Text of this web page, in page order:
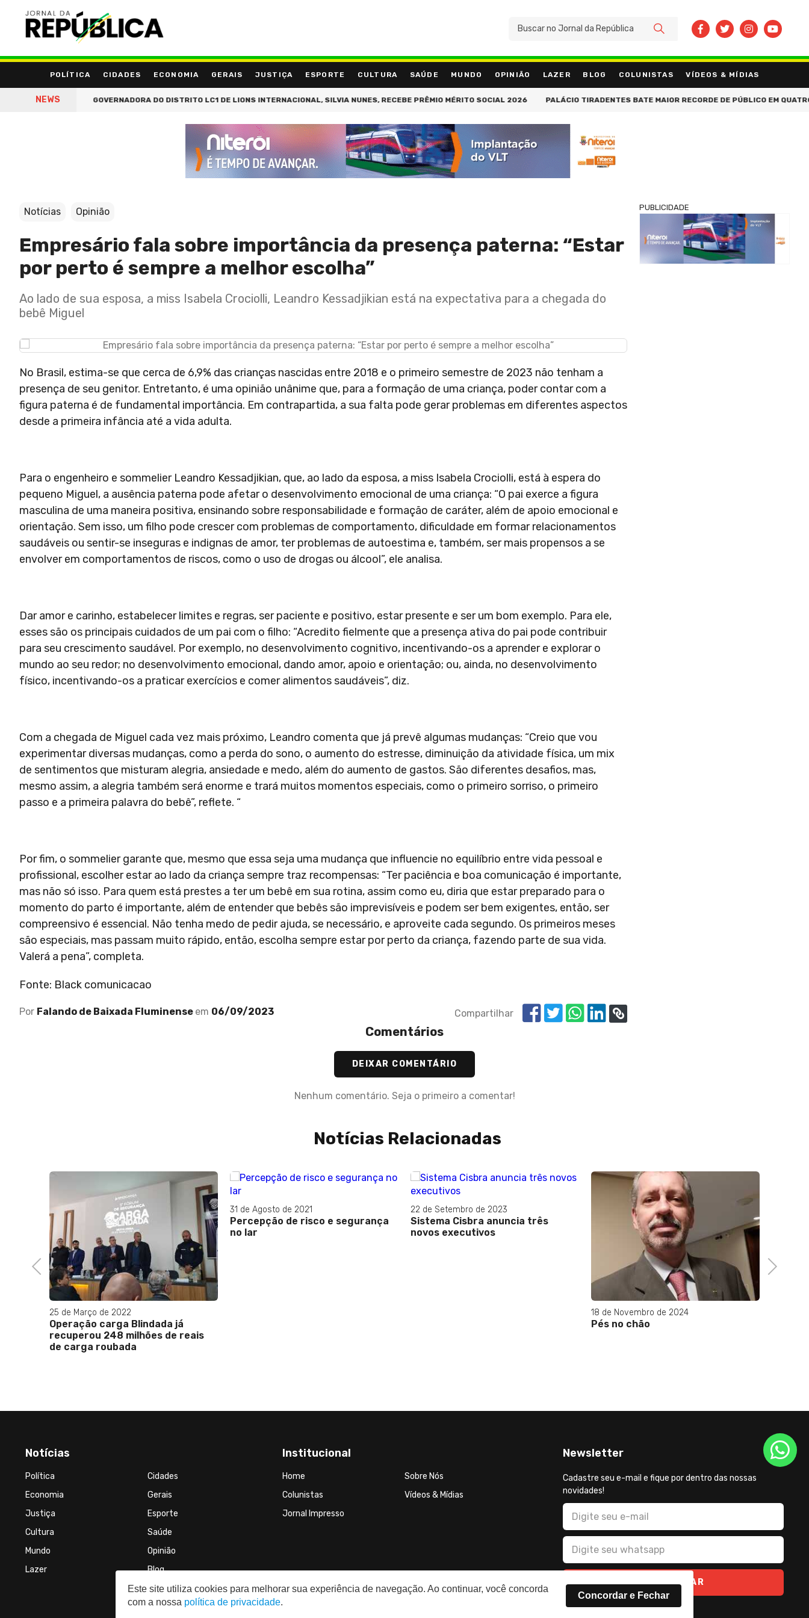
POLÍTICA CIDADES ECONOMIA GERAIS JUSTIÇA ESPORTE CULTURA SAÚDE MUNDO OPINIÃO LAZER BLOG COLUNISTAS VÍDEOS & MÍDIAS
NEWS
CRIATIVA GOVERNADORA DO DISTRITO LC1 DE LIONS INTERNACIONAL, SILVIA NUNES, RECEBE PRÊMIO MÉRITO SOCIAL 2026 PALÁCIO TIRADENTES BATE MAIOR RECORDE DE PÚBLICO EM QUATRO
BUSCAR
Notícias Opinião
Empresário fala sobre importância da presença paterna: “Estar
por perto é sempre a melhor escolha”
Ao lado de sua esposa, a miss Isabela Crociolli, Leandro Kessadjikian está na expectativa para a chegada do
bebê Miguel
No Brasil, estima-se que cerca de 6,9% das crianças nascidas entre 2018 e o primeiro semestre de 2023 não tenham a
presença de seu genitor. Entretanto, é uma opinião unânime que, para a formação de uma criança, poder contar com a
figura paterna é de fundamental importância. Em contrapartida, a sua falta pode gerar problemas em diferentes aspectos
desde a primeira infância até a vida adulta.
Para o engenheiro e sommelier Leandro Kessadjikian, que, ao lado da esposa, a miss Isabela Crociolli, está à espera do
pequeno Miguel, a ausência paterna pode afetar o desenvolvimento emocional de uma criança: “O pai exerce a figura
masculina de uma maneira positiva, ensinando sobre responsabilidade e formação de caráter, além de apoio emocional e
orientação. Sem isso, um filho pode crescer com problemas de comportamento, dificuldade em formar relacionamentos
saudáveis ou sentir-se inseguras e indignas de amor, ter problemas de autoestima e, também, ser mais propensos a se
envolver em comportamentos de riscos, como o uso de drogas ou álcool”, ele analisa.
Dar amor e carinho, estabelecer limites e regras, ser paciente e positivo, estar presente e ser um bom exemplo. Para ele,
esses são os principais cuidados de um pai com o filho: “Acredito fielmente que a presença ativa do pai pode contribuir
para seu crescimento saudável. Por exemplo, no desenvolvimento cognitivo, incentivando-os a aprender e explorar o
mundo ao seu redor; no desenvolvimento emocional, dando amor, apoio e orientação; ou, ainda, no desenvolvimento
físico, incentivando-os a praticar exercícios e comer alimentos saudáveis”, diz.
Com a chegada de Miguel cada vez mais próximo, Leandro comenta que já prevê algumas mudanças: “Creio que vou
experimentar diversas mudanças, como a perda do sono, o aumento do estresse, diminuição da atividade física, um mix
de sentimentos que misturam alegria, ansiedade e medo, além do aumento de gastos. São diferentes desafios, mas,
mesmo assim, a alegria também será enorme e trará muitos momentos especiais, como o primeiro sorriso, o primeiro
passo e a primeira palavra do bebê”, reflete. “
Por fim, o sommelier garante que, mesmo que essa seja uma mudança que influencie no equilíbrio entre vida pessoal e
profissional, escolher estar ao lado da criança sempre traz recompensas: “Ter paciência e boa comunicação é importante,
mas não só isso. Para quem está prestes a ter um bebê em sua rotina, assim como eu, diria que estar preparado para o
momento do parto é importante, além de entender que bebês são imprevisíveis e podem ser bem exigentes, então, ser
compreensivo é essencial. Não tenha medo de pedir ajuda, se necessário, e aproveite cada segundo. Os primeiros meses
são especiais, mas passam muito rápido, então, escolha sempre estar por perto da criança, fazendo parte de sua vida.
Valerá a pena”, completa.
Fonte: Black comunicacao
Por Falando de Baixada Fluminense em 06/09/2023 Compartilhar
PUBLICIDADE
Comentários
DEIXAR COMENTÁRIO
Nenhum comentário. Seja o primeiro a comentar!
Notícias Relacionadas
Previous
25 de Março de 2022
Operação carga Blindada já
recuperou 248 milhões de reais
de carga roubada
31 de Agosto de 2021
Percepção de risco e segurança
no lar
22 de Setembro de 2023
Sistema Cisbra anuncia três
novos executivos
18 de Novembro de 2024
Pés no chão
Next
Notícias
Política
Cidades
Economia
Gerais
Justiça
Esporte
Cultura
Saúde
Mundo
Opinião
Lazer
Blog
Institucional
Home
Sobre Nós
Colunistas
Vídeos & Mídias
Jornal Impresso
Newsletter
Cadastre seu e-mail e fique por dentro das nossas
novidades!
CADASTRAR
Este site utiliza cookies para melhorar sua experiência de navegação. Ao continuar, você concorda
com a nossa política de privacidade.
Concordar e Fechar